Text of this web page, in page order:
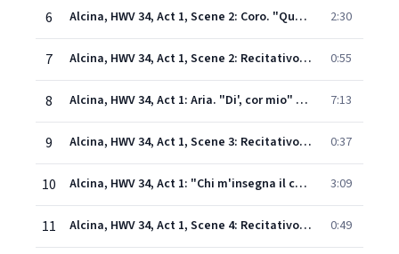
6 Alcina, HWV 34, Act 1, Scene 2: Coro. "Questo è il cielo de' contenti" - Gavotte - Sarabande - Menuet & Gavotte (Chorus) 2:30
7 Alcina, HWV 34, Act 1, Scene 2: Recitativo. "Ecco l'infido" (Bradamante, Melisso, Alcina) 0:55
8 Alcina, HWV 34, Act 1: Aria. "Di', cor mio" (Alcina) [Live] 7:13
9 Alcina, HWV 34, Act 1, Scene 3: Recitativo. "Generosi guerrier" (Oberto, Melisso, Bradamante) 0:37
10 Alcina, HWV 34, Act 1: "Chi m'insegna il caro padre?" (Oberto) [Live] 3:09
11 Alcina, HWV 34, Act 1, Scene 4: Recitativo. "Mi ravvisi" (Bradamante, Ruggiero, Melisso) 0:49